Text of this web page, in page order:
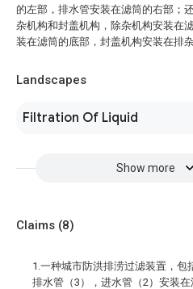
的左部，排水管安装在滤筒的右部；
杂机构和封盖机构，除杂机构安装在
装在滤筒的底部，封盖机构安装在排杂
Landscapes
Filtration Of Liquid
Show more
Claims (8)
1.一种城市防洪排涝过滤装置，包
排水管（3），进水管（2）安装